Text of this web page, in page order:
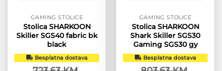
GAMING STOLICE
Stolica SHARKOON
Skiller SGS40 fabric bk
black
Besplatna dostava
GAMING STOLICE
Stolica SHARKOON
Shark Skiller SGS30
Gaming SGS30 gy
Besplatna dostava